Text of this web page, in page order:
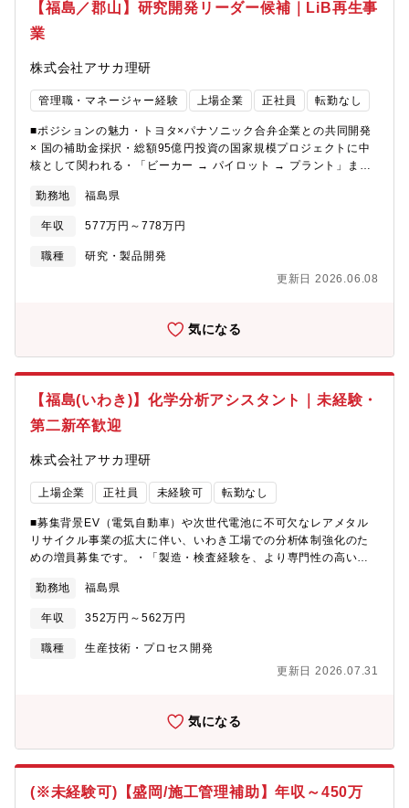
る値上げや経営の効率化により、業績は堅調です。今後も需要は
なくならないため安定性があります。・当組合が考えるサービス
な環境づくりをすること、それを実現させるために、お客様の立
る決断力と実行力の産物が当組合の提供する「サービス」と考え
可能です。
【福島／郡山】研究開発リーダー候補｜LiB再生事
業
株式会社アサカ理研
管理職・マネージャー経験 上場企業 正社員 転勤なし
■ポジションの魅力・トヨタ×パナソニック合弁企業との共同開発
× 国の補助金採択・総額95億円投資の国家規模プロジェクトに中
核として関われる・「ビーカー → パイロット → プラント」まで
将来的にPM／課長ポジションへのキャリアアップを見据えた採用
■募集背景同社は50年以上続く貴金属リサイクル企業として安定し
た基盤を持ちながら、現在はリチウムイオン電池（LiB）再生事業
を第二の柱として急成長しています。2026年にはいわき工場の稼
この重要な転換期において、【開発の中心メンバーとして課題解
を募集いたします。■仕事内容▼ミッションLiBリサイクル技術の
開発～量産化まで、プロセス最適化・課題解決をリードし事業化
を加速させること▼入社後に担当いただく業務（開発～実証フェ
ーズ）郡山本社のミニプラントにて、量産化に向けたプロセス最
適化を担当・前処理・浸出・抽出・分離・精製（Ni・Co・Li・
Mn）・実験データ管理・マテリアルバランス作成・プロセス条件
検討・改善▼経験に応じてお任せする業務（リーダー候補領
討内容の整理・優先順位付け・データ統合分析（ICP／SEM
的なキャリア・量産立ち上げ（いわき工場）における課題解決リ
この仕事の魅力①スケール（国家支援・大手提携・95億投資）②
スピード感（経営と距離が近く、意思決定が速い）③事業化まで
携われる（研究に留まらず自分の技術が工場で実装される点）④
若手でも裁量（20代後半～30代中心／主体的に動ける文化）
勤務地 福島県
年収 577万円～778万円
職種
研究・製品開発
更新日 2026.06.08
気になる
【福島(いわき)】化学分析アシスタント｜未経験・
第二新卒歓迎
株式会社アサカ理研
上場企業 正社員 未経験可 転勤なし
■募集背景EV（電気自動車）や次世代電池に不可欠なレアメタル
リサイクル事業の拡大に伴い、いわき工場での分析体制強化のた
めの増員募集です。・「製造・検査経験を、より専門性の高い仕
い」という若手層を、育成前提で採用します。※入社後半年～1年
は郡山本社で教育（社宅・単身赴任手当あり）※2年目以降はいわ
き工場（3交代勤務）■業務内容EV用リチウムイオンバッテリー等
から回収された材料の品質を支える、化学分析アシスタント業務
での溶解）・分析機器による測定・データ記録・試料セット、器
ータ整理、職場環境整備、業務改善提案※研究職ではなく「正
確・丁寧に測定・記録する」役割が中心※未経験者は先輩が横に
つきOJTで育成■使用機器ICP-OES/MS、LC、GC、IC、SEM-
EDX、FT-IR、TOCなど（世界的に需要増のレアメタルリサイク
ル領域で幅広い機器を扱えます）■同社の魅力（1）成長性経済産
業省より「地域未来牽引企業」に選定。EV・自動運転など伸びる
勤務地 福島県
年収 352万円～562万円
職種
生産技術・プロセス開発
更新日 2026.07.31
気になる
(※未経験可)【盛岡/施工管理補助】年収～450万